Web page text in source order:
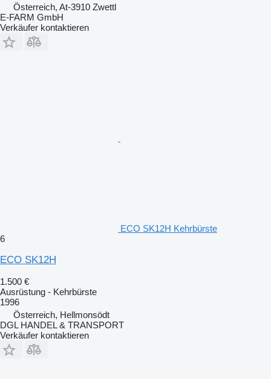
Österreich, At-3910 Zwettl
E-FARM GmbH
Verkäufer kontaktieren
ECO SK12H Kehrbürste
6
ECO SK12H
1.500 €
Ausrüstung - Kehrbürste
1996
Österreich, Hellmonsödt
DGL HANDEL & TRANSPORT
Verkäufer kontaktieren